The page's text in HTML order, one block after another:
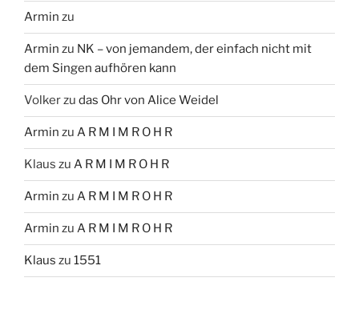
Armin zu
Armin zu NK – von jemandem, der einfach nicht mit
dem Singen aufhören kann
Volkerzu das Ohr von Alice Weidel
Armin zu A R M I M R O H R
Klaus zu A R M I M R O H R
Armin zu A R M I M R O H R
Armin zu A R M I M R O H R
Klaus zu 1551